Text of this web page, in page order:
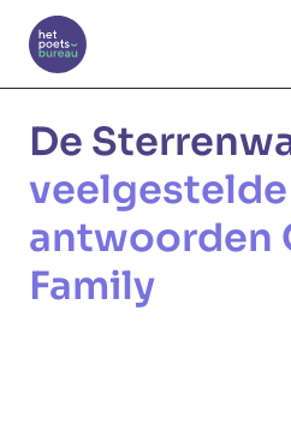
Werknemerszone
De
antwoorden
Family